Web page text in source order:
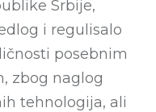
Srbije,
i regulisalo
posebnim
zbog naglog
tehnologija, ali